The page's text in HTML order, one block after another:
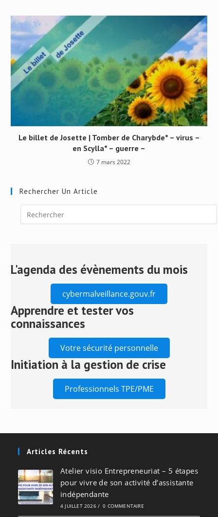
Le billet de Josette | Tomber de Charybde* – virus –
en Scylla* – guerre –
7 mars 2022
Rechercher Un Article
close
L'agenda des évènements du mois
cybermalveillance.gouv.fr
Apprendre et tester vos
connaissances
Votre sécurité personnelle
Initiation à la gestion de crise
Professionnels TPE/PME
Articles Récents
Atelier visio Entrepreneuriat – 5 étapes
pour vivre de son activité d’assistante
indépendante
4 JUILLET 2026 / 0 COMMENTAIRE